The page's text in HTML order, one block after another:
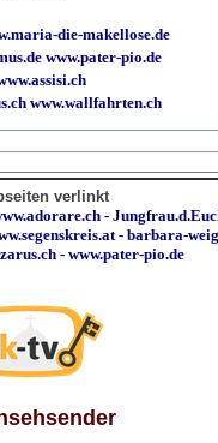
die-makellose.de
www.pater-pio.de
www.wallfahrten.ch
verlinkt
-
-barbara-
- www.pater-pio.de